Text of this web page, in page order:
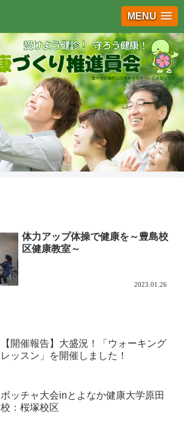
MENU
体力アップ体操で健康を～豊島校
区健康教室～
2023.01.26
【開催報告】大盛況！「ウォーキング
レッスン」を開催しました！
ボッチャ大会inとよなか健康大学原田
校：桜塚校区